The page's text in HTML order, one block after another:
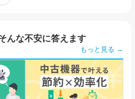
んな不安に答えます
もっと見る →